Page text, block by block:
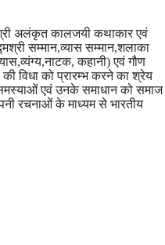
अलंकृत कालजयी कथाकार एवं
सम्मान,व्यास सम्मान,शलाका
कहानी) एवं गौण
विधा को प्रारम्भ करने का श्रेय
एवं उनके समाधान को समाज
रचनाओं के माध्यम से भारतीय